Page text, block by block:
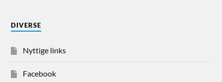
DIVERSE
Nyttige links
Facebook